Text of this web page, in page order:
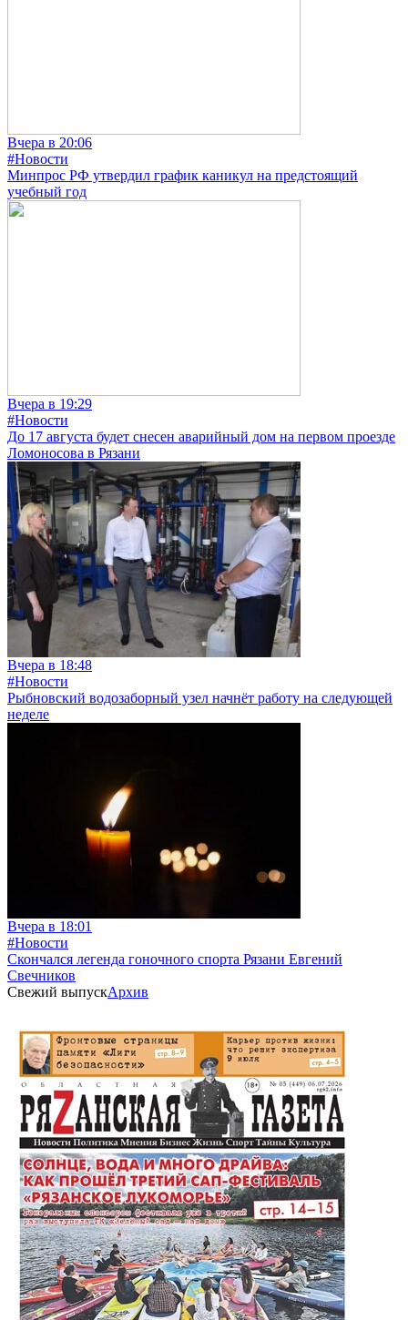
Вчера в 20:06
#Новости
Минпрос РФ утвердил график каникул на предстоящий
учебный год
Вчера в 19:29
#Новости
До 17 августа будет снесен аварийный дом на первом проезде
Ломоносова в Рязани
Вчера в 18:48
#Новости
Рыбновский водозаборный узел начнёт работу на следующей
неделе
Вчера в 18:01
#Новости
Скончался легенда гоночного спорта Рязани Евгений
Свечников
Свежий выпускАрхив